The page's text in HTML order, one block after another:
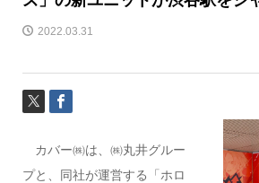
2022.03.31
カバー㈱は、㈱丸井グルー
プと、同社が運営する「ホロ